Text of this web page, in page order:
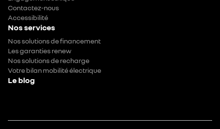
Contactez-nous
Accessibilité
Nos services
Nos solutions de financement
Les garanties renew
Nos solutions de recharge
Votre bilan mobilité électrique
Le blog